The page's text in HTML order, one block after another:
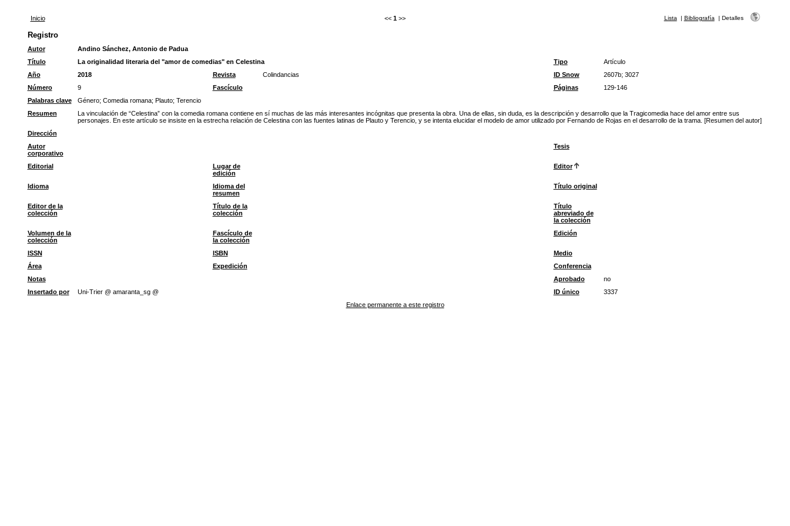
Inicio << 1 >> Lista | Bibliografía | Detalles
Registro
Autor
Andino Sánchez, Antonio de Padua
Título
La originalidad literaria del "amor de comedias" en Celestina Tipo
Artículo
Año
2018 Revista Colindancias ID Snow
2607b; 3027
Número
9 Fascículo Páginas
129-146
Palabras clave
Género; Comedia romana; Plauto; Terencio
Resumen
La vinculación de “Celestina” con la comedia romana contiene en sí muchas de las más interesantes incógnitas que presenta la obra. Una de ellas, sin duda, es la descripción y desarrollo que la Tragicomedia hace del amor entre sus
personajes. En este artículo se insiste en la estrecha relación de Celestina con las fuentes latinas de Plauto y Terencio, y se intenta elucidar el modelo de amor utilizado por Fernando de Rojas en el desarrollo de la trama. [Resumen del autor]
Dirección
Autor
corporativo
Tesis
Editorial
Lugar de
edición
Editor
Idioma
Idioma del
resumen
Título original
Editor de la
colección
Título de la
colección
Título
abreviado de
la colección
Volumen de la
colección
Fascículo de
la colección
Edición
ISSN ISBN
Medio
Área
Expedición
Conferencia
Notas
Aprobado
no
Insertado por
Uni-Trier @ amaranta_sg @ ID único
3337
Enlace permanente a este registro